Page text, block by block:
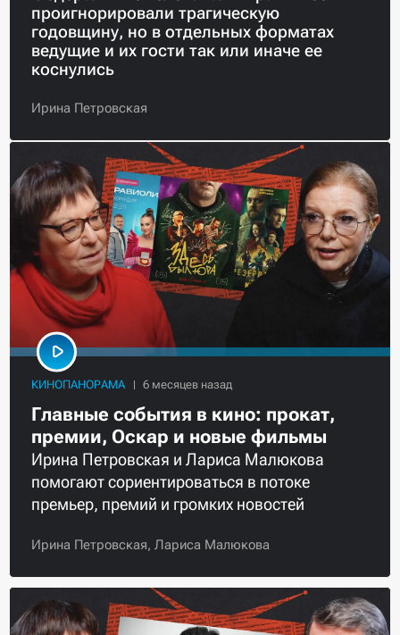
проигнорировали трагическую
годовщину, но в отдельных форматах
ведущие и их гости так или иначе ее
коснулись
Ирина Петровская
КИНОПАНОРАМА
Главные события в кино: прокат,
премии, Оскар и новые фильмы
Ирина Петровская и Лариса Малюкова
помогают сориентироваться в потоке
премьер, премий и громких новостей
Ирина Петровская, Лариса Малюкова